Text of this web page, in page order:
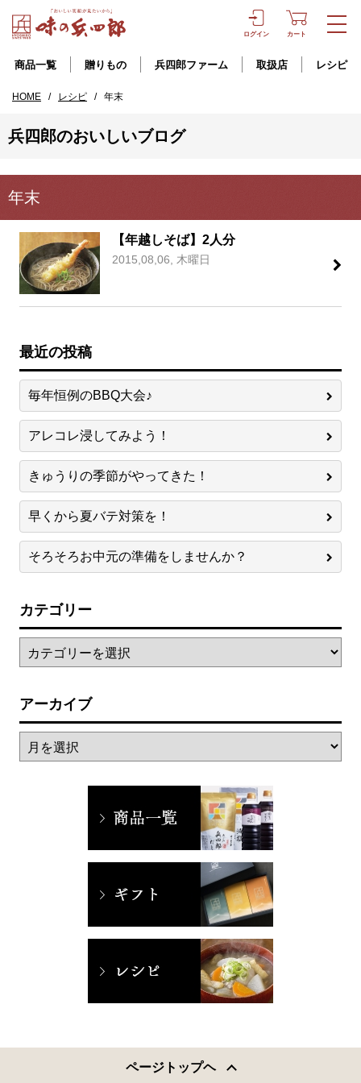
ログイン カート
商品一覧 贈りもの 兵四郎ファーム 取扱店 レシピ
HOME / レシピ / 年末
兵四郎のおいしいブログ
年末
【年越しそば】2人分
2015,08,06, 木曜日
最近の投稿
毎年恒例のBBQ大会♪
アレコレ浸してみよう！
きゅうりの季節がやってきた！
早くから夏バテ対策を！
そろそろお中元の準備をしませんか？
カテゴリー
アーカイブ
ページトップヘ